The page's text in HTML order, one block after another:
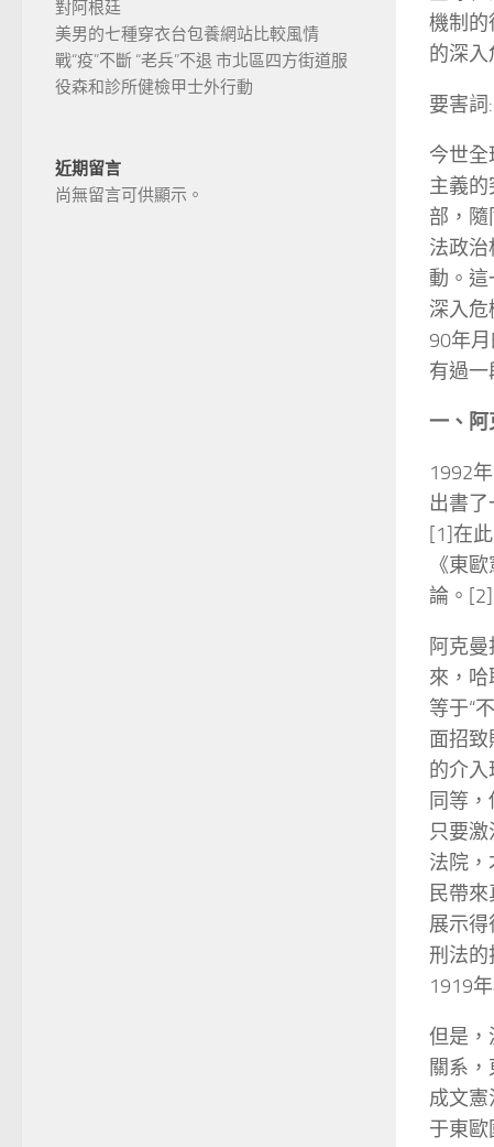
機制的
的深
要害
今世
主義
部，
法政
動。這
深入
90年
有過一
一、
1992
出書了
[1]在
《東
論。
阿克
來，哈
等于“
面招
的介
同等
只要
法院，
民帶
展示
刑法的
1919
但是，
關系
成文
于東
對阿根廷
美男的七種穿衣台包養網站比較風情
戰“疫”不斷 “老兵”不退 市北區四方街道服
役森和診所健檢甲士外行動
近期留言
尚無留言可供顯示。